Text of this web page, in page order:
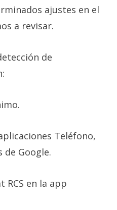
ajustes en el
a revisar.
de
Teléfono,
de Google.
RCS en la app